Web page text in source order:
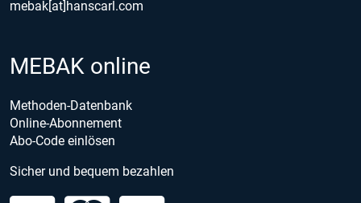
mebak[at]hanscarl.com
MEBAK online
Methoden-Datenbank
Online-Abonnement
Abo-Code einlösen
Sicher und bequem bezahlen